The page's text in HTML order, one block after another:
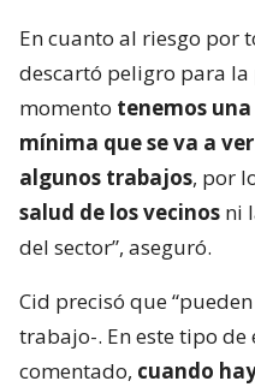
En cuanto al riesgo por
descartó peligro para la
momento tenemos
mínima que se va a
algunos trabajos, por
salud de los vecinos ni
del sector”, aseguró.
Cid precisó que
trabajo-. En este tipo de
comentado, cuando